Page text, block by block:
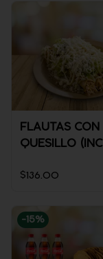
FLAUTAS CON
QUESILLO
SALSA)
$136.00
-15%